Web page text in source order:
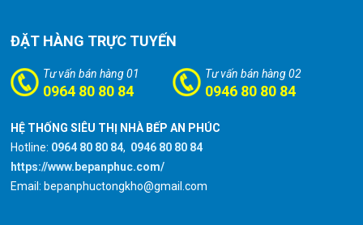
ĐẶT HÀNG TRỰC TUYẾN
Tư vấn bán hàng 01
0964 80 80 84
Tư vấn bán hàng 02
0946 80 80 84
HỆ THỐNG SIÊU THỊ NHÀ BẾP AN PHÚC
Hotline: 0964 80 80 84, 0946 80 80 84
https://www.bepanphuc.com/
Email: bepanphuctongkho@gmail.com